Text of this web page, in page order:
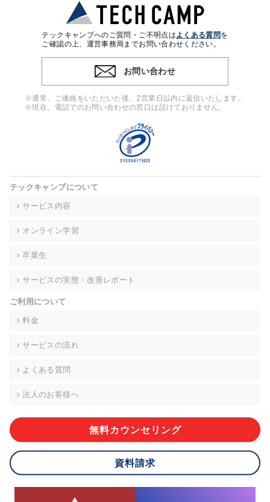
・個人(法人の場合は担当者)を識別できない形式に加工した統
計情報の作成および利用
※上記の利用目的に基づいた本人への連絡及び配信について
4. 個人情報の第三者提供
ンをとるために、氏名等の一部の情報をサービス内で使用する
チャットツールで発信することにより、本サービスの他の利用
者等に提供することがあります。
当社は事業運営上、前項利用目的の範囲に限って個人情報を外
高い委託先を選定し、個人情報の適正管理・機密保持について
個人情報の開示等(利用目的の通知、開示、内容の訂正・追加・
て、下記の当社問合わせ窓口に申し出ることができます。その
的な期間内に対応いたします。ただし、申請が本人確認が不可
により、ご希望に添えない場合があります。 なお、アクセスロ
グなどの個人情報以外の情報については、原則として開示等は
株式会社div 個人情報問合せ窓口
メールアドレス:privacy_policy@di-v.co.jp
ご本人様が当社に個人情報を提供されるかどうかは任意による
応ができない場合があります。
8.cookieにより取得・分析した情報とその利用について
当社は第三者が運営するデータ・マネジメント・プラットフォ
ームからcookieにより収集されたウェブの閲覧機歴及びその分
テックキャンプへのご質問・ご不明点はよくある質問を
ご確認の上、運営事務局までお問い合わせください。
お問い合わせ
※通常、ご連絡をいただいた後、2営業日以内に返信いたします。
※現在、電話でのお問い合わせの窓口は設けておりません。
テックキャンプについて
サービス内容
オンライン学習
卒業生
サービスの実態・改善レポート
ご利用について
料金
サービスの流れ
よくある質問
法人のお客様へ
無料カウンセリング
資料請求